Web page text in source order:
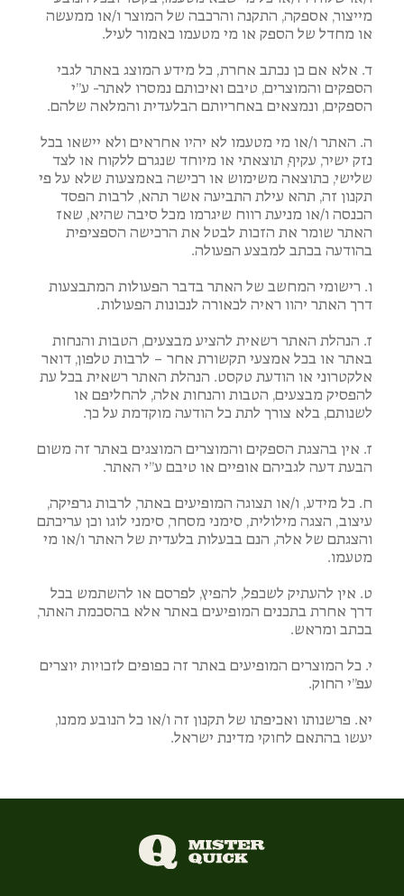
מייצור, אספקה, התקנה והרכבה של המוצר ו/או ממעשה
או מחדל של הספק או מי מטעמו כאמור לעיל.
ד. אלא אם כן נכתב אחרת, כל מידע המוצג באתר לגבי
הספקים והמוצרים, טיבם ואיכותם נמסרו לאתר- ע”י
הספקים, ונמצאים באחריותם הבלעדית והמלאה שלהם.
ה. האתר ו/או מי מטעמו לא יהיו אחראים ולא יישאו בכל
נזק ישיר, עקיף, תוצאתי או מיוחד שנגרם ללקוח או לצד
שלישי, כתוצאה משימוש או רכישה באמצעות שלא על פי
תקנון זה, תהא עילת התביעה אשר תהא, לרבות הפסד
הכנסה ו/או מניעת רווח שיגרמו מכל סיבה שהיא, שאז
האתר שומר את הזכות לבטל את הרכישה הספציפית
בהודעה בכתב למבצע הפעולה.
ו. רישומי המחשב של האתר בדבר הפעולות המתבצעות
דרך האתר יהוו ראיה לכאורה לנכונות הפעולות.
ז. הנהלת האתר רשאית להציע מבצעים, הטבות והנחות
באתר או בכל אמצעי תקשורת אחר – לרבות טלפון, דואר
אלקטרוני או הודעת טקסט. הנהלת האתר רשאית בכל עת
להפסיק מבצעים, הטבות והנחות אלה, להחליפם או
לשנותם, בלא צורך לתת כל הודעה מוקדמת על כך.
ז. אין בהצגת הספקים והמוצרים המוצגים באתר זה משום
הבעת דעה לגביהם אופיים או טיבם ע”י האתר.
ח. כל מידע, ו/או תצוגה המופיעים באתר, לרבות גרפיקה,
עיצוב, הצגה מילולית, סימני מסחר, סימני לוגו וכן עריכתם
והצגתם של אלה, הנם בבעלות בלעדית של האתר ו/או מי
מטעמו.
ט. אין להעתיק לשכפל, להפיץ, לפרסם או להשתמש בכל
דרך אחרת בתכנים המופיעים באתר אלא בהסכמת האתר,
בכתב ומראש.
י. כל המוצרים המופיעים באתר זה כפופים לזכויות יוצרים
עפ”י החוק.
יא. פרשנותו ואכיפתו של תקנון זה ו/או כל הנובע ממנו,
יעשו בהתאם לחוקי מדינת ישראל.